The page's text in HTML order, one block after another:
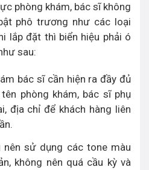
phòng khám, bác sĩ không
phô trương như các loại
lắp đặt thì biển hiệu phải ó
sau:
bác sĩ cần hiện ra đầy đủ
phòng khám, bác sĩ phụ
địa chỉ để khách hàng liên
nên sử dụng các tone màu
không nên quá cầu kỳ và